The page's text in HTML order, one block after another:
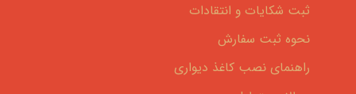
ثبت شکایات و انتقادات
نحوه ثبت سفارش
راهنمای نصب کاغذ دیواری